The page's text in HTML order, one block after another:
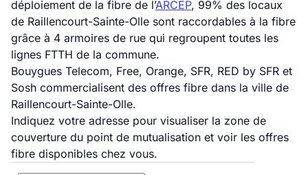
déploiement de la fibre de l’ARCEP, 99% des locaux
de Raillencourt-Sainte-Olle sont raccordables à la fibre
grâce à 4 armoires de rue qui regroupent toutes les
lignes FTTH de la commune.
Bouygues Telecom, Free, Orange, SFR, RED by SFR et
Sosh commercialisent des offres fibre dans la ville de
Raillencourt-Sainte-Olle.
Indiquez votre adresse pour visualiser la zone de
couverture du point de mutualisation et voir les offres
fibre disponibles chez vous.